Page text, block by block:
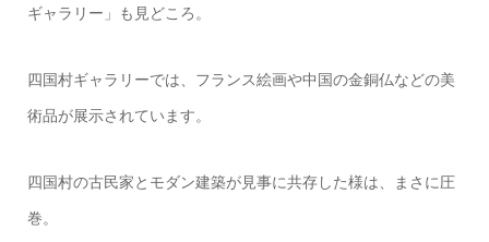
ギャラリー」も見どころ。
四国村ギャラリーでは、フランス絵画や中国の金銅仏などの美
術品が展示されています。
四国村の古民家とモダン建築が見事に共存した様は、まさに圧
巻。